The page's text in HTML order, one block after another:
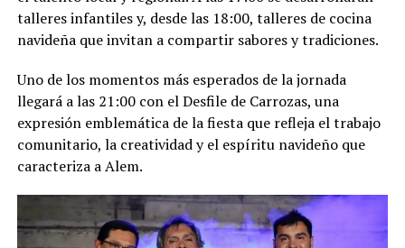
talleres infantiles y, desde las 18:00, talleres de cocina
navideña que invitan a compartir sabores y tradiciones.
Uno de los momentos más esperados de la jornada
llegará a las 21:00 con el Desfile de Carrozas, una
expresión emblemática de la fiesta que refleja el trabajo
comunitario, la creatividad y el espíritu navideño que
caracteriza a Alem.